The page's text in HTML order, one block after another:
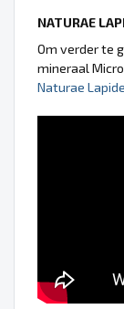
NATURAE
Om verder te
mineraal
Naturae